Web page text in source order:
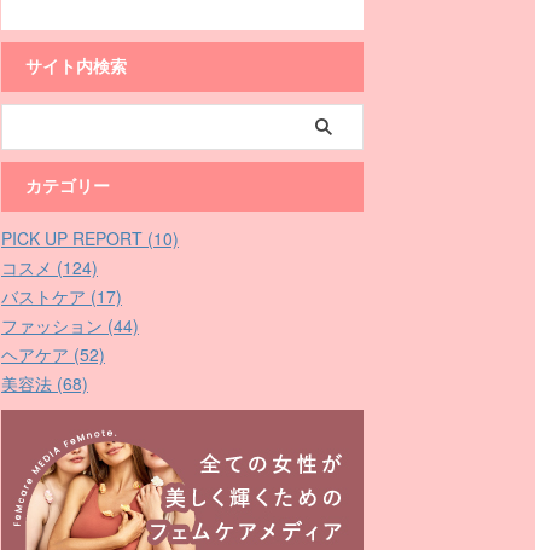
サイト内検索
カテゴリー
PICK UP REPORT (10)
コスメ (124)
バストケア (17)
ファッション (44)
ヘアケア (52)
美容法 (68)